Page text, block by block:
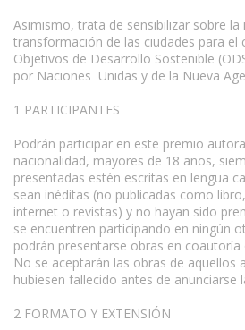
Asimismo, trata de sensibilizar sobre la
transformación de las ciudades para el
Objetivos de Desarrollo Sostenible
por Naciones Unidas y de la Nueva
1 PARTICIPANTES
Podrán participar en este premio
nacionalidad, mayores de 18 años,
presentadas estén escritas en lengua
sean inéditas (no publicadas como
internet o revistas) y no hayan sido
se encuentren participando en ningún
podrán presentarse obras en
No se aceptarán las obras de aquellos
hubiesen fallecido antes de anunciarse
2 FORMATO Y EXTENSIÓN